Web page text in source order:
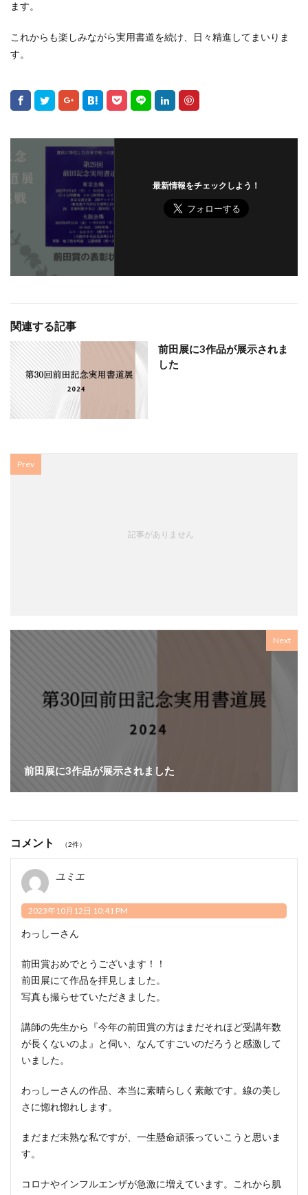
ます。
これからも楽しみながら実用書道を続け、日々精進してまいりま
す。
最新情報をチェックしよう！
関連する記事
前田展に3作品が展示されま
した
Prev
記事がありません
Next
前田展に3作品が展示されました
コメント （2件）
ユミエ
2023年10月12日 10:41 PM
わっしーさん
前田賞おめでとうございます！！
前田展にて作品を拝見しました。
写真も撮らせていただきました。
講師の先生から『今年の前田賞の方はまだそれほど受講年数
が長くないのよ』と伺い、なんてすごいのだろうと感激して
いました。
わっしーさんの作品、本当に素晴らしく素敵です。線の美し
さに惚れ惚れします。
まだまだ未熟な私ですが、一生懸命頑張っていこうと思いま
す。
コロナやインフルエンザが急激に増えています。これから肌